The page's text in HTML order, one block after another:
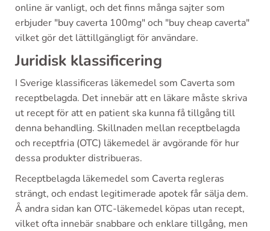
online är vanligt, och det finns många sajter som
erbjuder "buy caverta 100mg" och "buy cheap caverta"
vilket gör det lättillgängligt för användare.
Juridisk klassificering
I Sverige klassificeras läkemedel som Caverta som
receptbelagda. Det innebär att en läkare måste skriva
ut recept för att en patient ska kunna få tillgång till
denna behandling. Skillnaden mellan receptbelagda
och receptfria (OTC) läkemedel är avgörande för hur
dessa produkter distribueras.
Receptbelagda läkemedel som Caverta regleras
strängt, och endast legitimerade apotek får sälja dem.
Å andra sidan kan OTC-läkemedel köpas utan recept,
vilket ofta innebär snabbare och enklare tillgång, men